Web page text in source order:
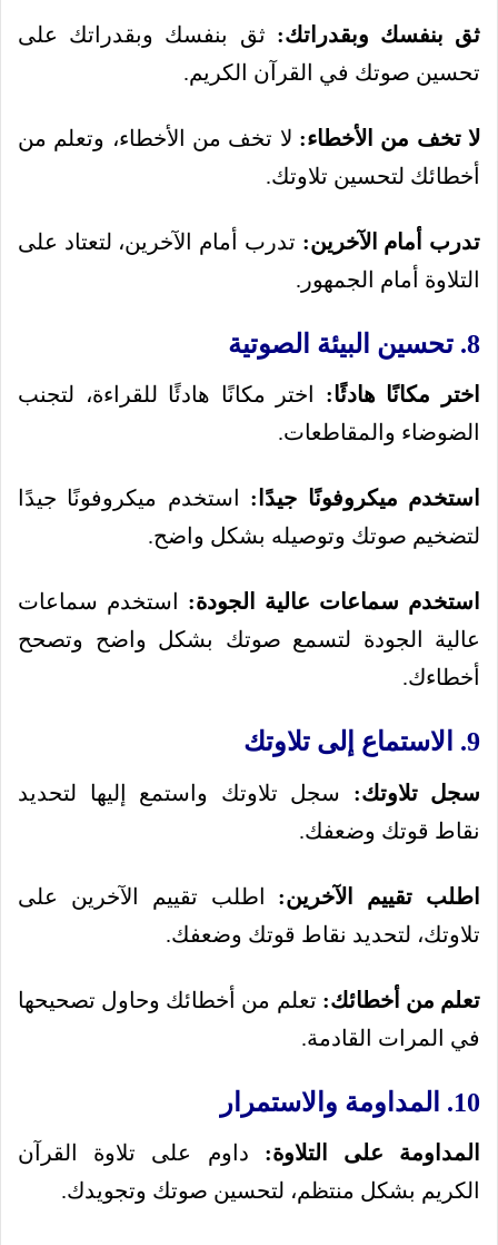
ثق بنفسك وبقدراتك: ثق بنفسك وبقدراتك على
تحسين صوتك في القرآن الكريم.
لا تخف من الأخطاء: لا تخف من الأخطاء، وتعلم من
أخطائك لتحسين تلاوتك.
تدرب أمام الآخرين: تدرب أمام الآخرين، لتعتاد على
التلاوة أمام الجمهور.
8. تحسين البيئة الصوتية
اختر مكانًا هادئًا: اختر مكانًا هادئًا للقراءة، لتجنب
الضوضاء والمقاطعات.
استخدم ميكروفونًا جيدًا: استخدم ميكروفونًا جيدًا
لتضخيم صوتك وتوصيله بشكل واضح.
استخدم سماعات عالية الجودة: استخدم سماعات
عالية الجودة لتسمع صوتك بشكل واضح وتصحح
أخطاءك.
9. الاستماع إلى تلاوتك
سجل تلاوتك: سجل تلاوتك واستمع إليها لتحديد
نقاط قوتك وضعفك.
اطلب تقييم الآخرين: اطلب تقييم الآخرين على
تلاوتك، لتحديد نقاط قوتك وضعفك.
تعلم من أخطائك: تعلم من أخطائك وحاول تصحيحها
في المرات القادمة.
10. المداومة والاستمرار
المداومة على التلاوة: داوم على تلاوة القرآن
الكريم بشكل منتظم، لتحسين صوتك وتجويدك.